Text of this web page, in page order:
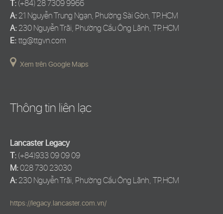
T:(+84) 28 7309 9966
A:21 Nguyễn Trung Ngạn, Phường Sài Gòn, TP.HCM
A:230 Nguyễn Trãi, Phường Cầu Ông Lãnh, TP.HCM
E:ttg@ttgvn.com
Xem trên Google Maps
Thông tin liên lạc
Lancaster Legacy
T:(+84)933 09 09 09
M:028 730 23030
A:230 Nguyễn Trãi, Phường Cầu Ông Lãnh, TP.HCM
https://legacy.lancaster.com.vn/